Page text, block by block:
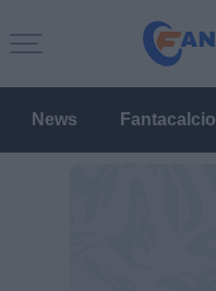
News Fantacalcio